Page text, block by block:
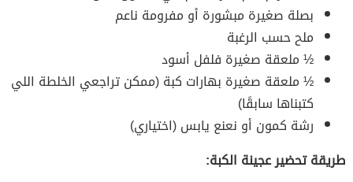
بصلة صغيرة مبشورة أو مفرومة ناعم
ملح حسب الرغبة
½ ملعقة صغيرة فلفل أسود
½ ملعقة صغيرة بهارات كبة (ممكن تراجعي الخلطة اللي
كتبناها سابقًا)
رشة كمون أو نعنع يابس (اختياري)
طريقة تحضير عجينة الكبة: